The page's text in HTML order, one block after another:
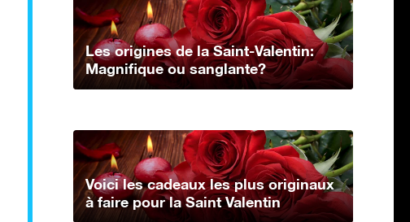
Les origines de la Saint-Valentin:
Magnifique ou sanglante?
Voici les cadeaux les plus originaux
à faire pour la Saint Valentin